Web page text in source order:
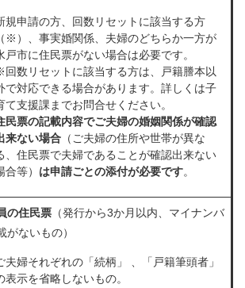
規申請の方、回数リセットに該当する方
（※）、事実婚関係、夫婦のどちらか一方が
戸市に住民票がない場合は必要です。
回数リセットに該当する方は、戸籍謄本以
で対応できる場合があります。詳しくは子
て支援課までお問合せください。
民票の記載内容でご夫婦の婚姻関係が確認
来ない場合 （ご夫婦の住所や世帯が異な
、住民票で夫婦であることが確認出来ない
合等） は申請ごとの添付が必要です。
の住民票 （発行から3か月以内、マイナンバ
がないもの）
夫婦それぞれの「続柄」 、「戸籍筆頭者」
表示を省略しないもの。